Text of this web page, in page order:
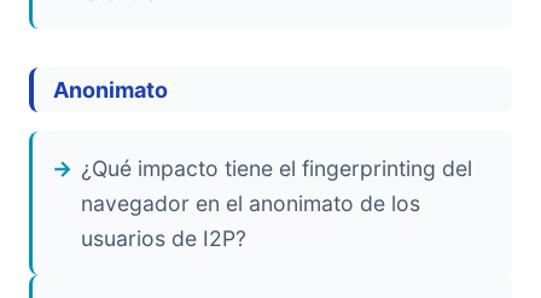
Anonimato
¿Qué impacto tiene el fingerprinting del
navegador en el anonimato de los
usuarios de I2P?